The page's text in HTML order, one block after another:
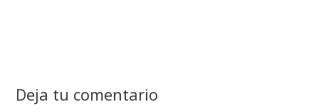
Deja tu comentario